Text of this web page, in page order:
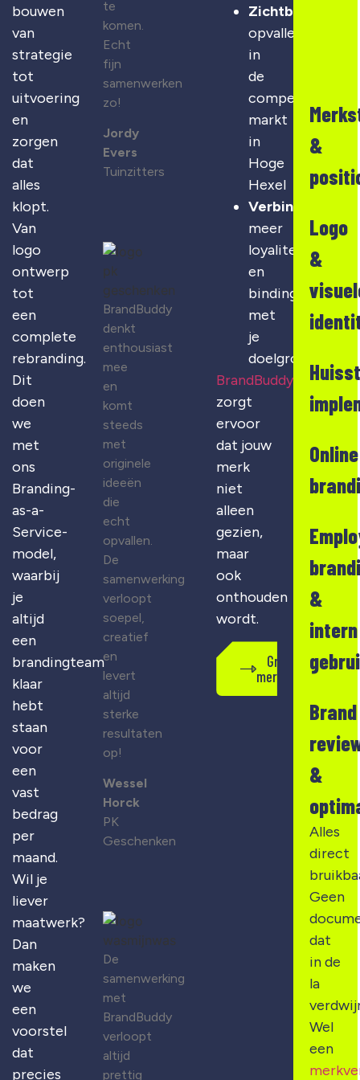
bouwen
van
strategie
tot
uitvoering
en
zorgen
dat
alles
klopt.
Van
logo
ontwerp
tot
een
complete
rebranding.
Dit
doen
we
met
ons
Branding-
as-a-
Service-
model,
waarbij
je
altijd
een
brandingteam
klaar
hebt
staan
voor
een
vast
bedrag
per
maand.
Wil je
liever
maatwerk?
Dan
maken
we
een
voorstel
dat
precies
te
komen.
Echt
fijn
samenwerken
zo!
Jordy
Evers
Tuinzitters
BrandBuddy
denkt
enthousiast
mee
en
komt
steeds
met
originele
ideeën
die
echt
opvallen.
De
samenwerking
verloopt
soepel,
creatief
en
levert
altijd
sterke
resultaten
op!
Wessel
Horck
PK
Geschenken
De
samenwerking
met
BrandBuddy
verloopt
altijd
prettig
Zichtbaarheid
opvallen
in
de
competitieve
markt
in
Hoge
Hexel
Verbinding
meer
loyaliteit
en
binding
met
je
doelgroep
BrandBuddy
zorgt
ervoor
dat jouw
merk
niet
alleen
gezien,
maar
ook
onthouden
wordt.
Gratis
merkscan
&
Logo
&
Online
&
intern
Brand
&
Alles
direct
Geen
dat
in de
la
Wel
een